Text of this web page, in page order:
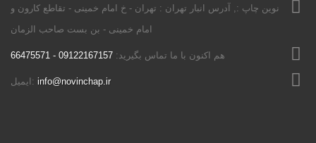
نوين چاپ :, آدرس انبار تهران : تهران - خ امام خمینی - تقاطع کارون و
امام خمینی - بن بست صاحب الزمان
هم اکنون با ما تماس بگیرید: 09122167157 - 66475571
ایمیل: info@novinchap.ir